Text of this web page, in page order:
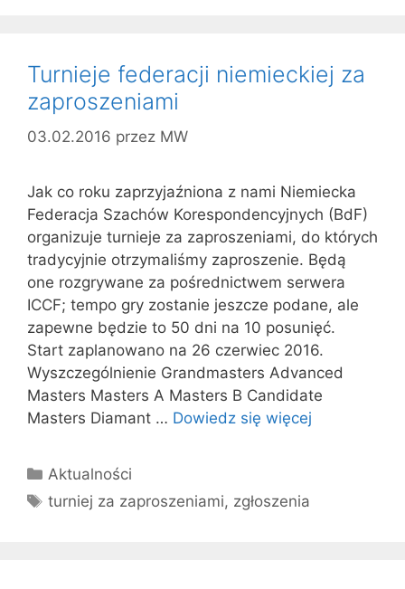
Turnieje federacji niemieckiej za
zaproszeniami
03.02.2016 przez MW
Jak co roku zaprzyjaźniona z nami Niemiecka
Federacja Szachów Korespondencyjnych (BdF)
organizuje turnieje za zaproszeniami, do których
tradycyjnie otrzymaliśmy zaproszenie. Będą
one rozgrywane za pośrednictwem serwera
ICCF; tempo gry zostanie jeszcze podane, ale
zapewne będzie to 50 dni na 10 posunięć.
Start zaplanowano na 26 czerwiec 2016.
Wyszczególnienie Grandmasters Advanced
Masters Masters A Masters B Candidate
Masters Diamant … Dowiedz się więcej
Kategorie
Aktualności
Tagi
turniej za zaproszeniami, zgłoszenia